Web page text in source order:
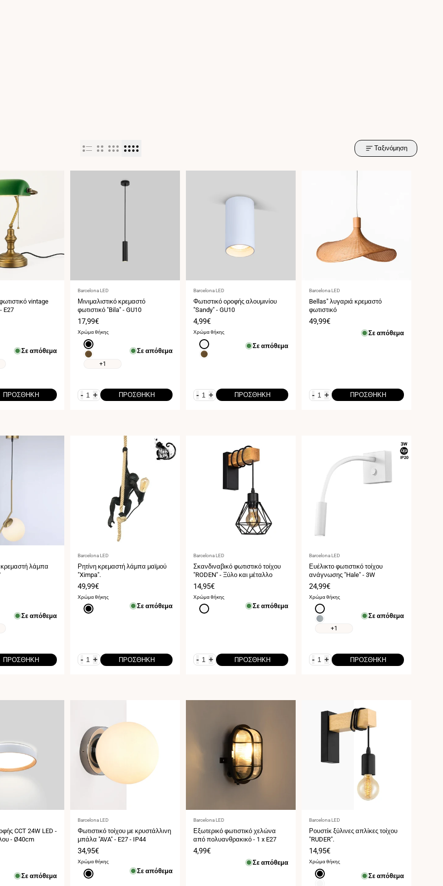
Ταξινόμηση
vintage
E27
Σε απόθεμα
ΠΡΟΣΘΉΚΗ
Προμηθευτής:
Barcelona LED
Μινιμαλιστικό κρεμαστό
φωτιστικό "Bila" - GU10
Τιμή
πώλησης
17,99€
Χρώμα θήκης
Μαύρο
Ορείχαλκος
+1
Σε απόθεμα
- + ΠΡΟΣΘΉΚΗ
Προμηθευτής:
Barcelona LED
Φωτιστικό οροφής αλουμινίου
"Sandy" - GU10
Τιμή
πώλησης
4,99€
Χρώμα θήκης
Άσπρο
Ορείχαλκος
Σε απόθεμα
- + ΠΡΟΣΘΉΚΗ
Προμηθευτής:
Barcelona LED
Bellas" λυγαριά κρεμαστό
φωτιστικό
Τιμή
49,99€
Σε απόθεμα
- + ΠΡΟΣΘΉΚΗ
λάμπα
Σε απόθεμα
ΠΡΟΣΘΉΚΗ
Προμηθευτής:
Barcelona LED
Ρητίνη κρεμαστή λάμπα μαϊμού
"Ximpa".
Τιμή
πώλησης
49,99€
Χρώμα θήκης
Μαύρο Σε απόθεμα
- + ΠΡΟΣΘΉΚΗ
Προμηθευτής:
Barcelona LED
Σκανδιναβικό φωτιστικό τοίχου
"RODEN" - Ξύλο και μέταλλο
Τιμή
πώλησης
14,95€
Χρώμα θήκης
Blanco Σε απόθεμα
- + ΠΡΟΣΘΉΚΗ
Προμηθευτής:
Barcelona LED
Ευέλικτο φωτιστικό τοίχου
ανάγνωσης "Hale" - 3W
Τιμή
πώλησης
24,99€
Χρώμα θήκης
Άσπρο
χρώμιο
+1
Σε απόθεμα
- + ΠΡΟΣΘΉΚΗ
CCT 24W LED -
- Ø40cm
Σε απόθεμα
Προμηθευτής:
Barcelona LED
Φωτιστικό τοίχου με κρυστάλλινη
μπάλα "AVA" - E27 - IP44
Τιμή
πώλησης
34,95€
Χρώμα θήκης
Μαύρο Σε απόθεμα
Προμηθευτής:
Barcelona LED
Εξωτερικό φωτιστικό χελώνα
από πολυανθρακικό - 1 x E27
Τιμή
4,99€
Σε απόθεμα
Προμηθευτής:
Barcelona LED
Ρουστίκ ξύλινες απλίκες τοίχου
"RUDER".
Τιμή
πώλησης
14,95€
Χρώμα θήκης
Μαύρο
Σε απόθεμα